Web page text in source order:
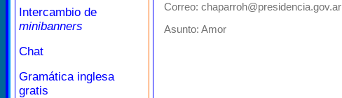
Intercambio de
minibanners
Chat
Gramática inglesa
gratis
Correo: chaparroh@presidencia.gov.ar
Asunto: Amor